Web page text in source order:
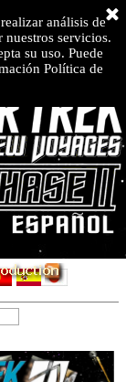
análisis de
nuestros servicios.
su uso. Puede
Política de